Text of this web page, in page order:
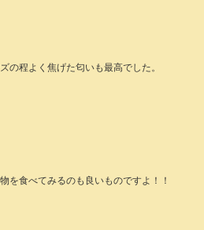
の程よく焦げた匂いも最高でした。
を食べてみるのも良いものですよ！！